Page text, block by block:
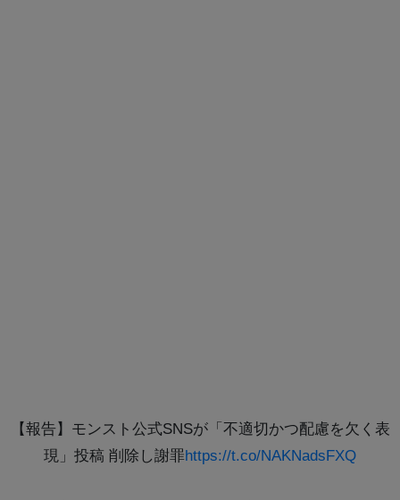
【報告】モンスト公式SNSが「不適切かつ配慮を欠く表
現」投稿 削除し謝罪https://t.co/NAKNadsFXQ